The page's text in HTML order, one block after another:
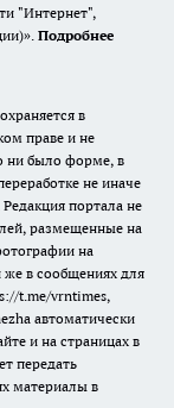
"Интернет",
Подробнее
в
праве и не
ни было форме, в
не иначе
портала не
размещенные на
на
в сообщениях для
t.me/vrntimes,
автоматически
и на страницах в
передать
материалы в